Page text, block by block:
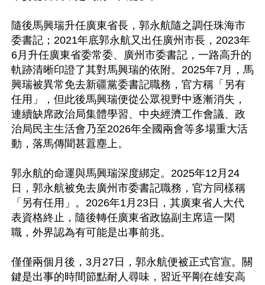
隨後馬興瑞升任廣東省長，郭永航隨之調任珠海市
委書記；2021年底郭永航又出任廣州市長，2023年
6月升任廣東省委常委、廣州市委書記，一路高升的
軌跡清晰印證了其對馬興瑞的依附。2025年7月，馬
興瑞被異常免去新疆黨委書記職務，官方稱「另有
任用」，但此後馬興瑞便從公眾視野中逐漸消失，
連續缺席政治局集體學習、中央經濟工作會議、政
治局民主生活會乃至2026年全國兩會等多場重大活
動，落馬傳聞甚囂塵上。
郭永航的命運與馬興瑞深度綁定。2025年12月24
日，郭永航被免去廣州市委書記職務，官方同樣稱
「另有任用」。2026年1月23日，其廣東省人大代
表資格終止，隨後轉任廣東省政協副主席這一閑
職，外界認為有可能是出事前兆。
僅僅兩個月後，3月27日，郭永航便被正式官宣。關
鍵是出事的時間節點耐人尋味，習近平剛在雄安高